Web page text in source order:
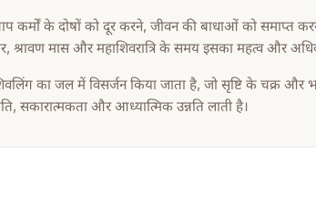
कर्मों के दोषों को दूर करने, जीवन की बाधाओं को समाप्त
श्रावण मास और महाशिवरात्रि के समय इसका महत्व और
का जल में विसर्जन किया जाता है, जो सृष्टि के चक्र और
सकारात्मकता और आध्यात्मिक उन्नति लाती है।